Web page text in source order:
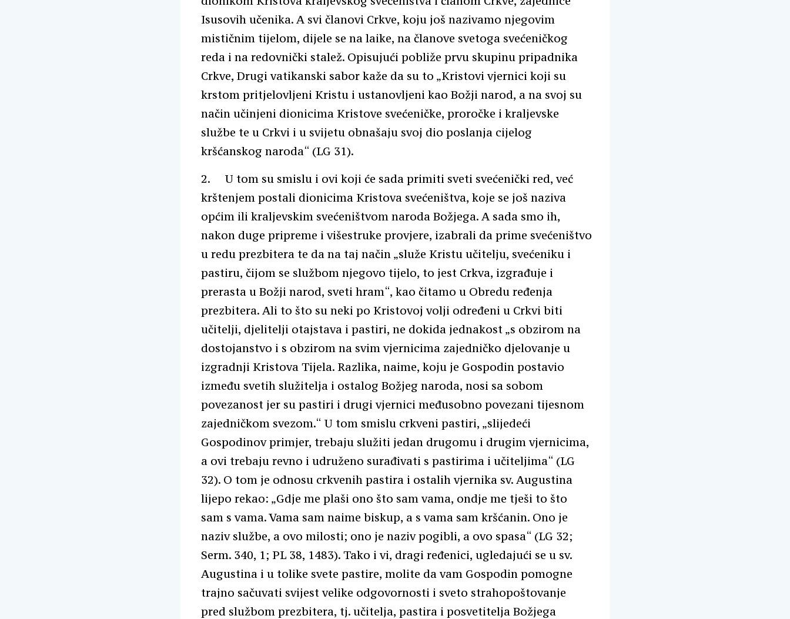
Isusovih učenika. A svi članovi Crkve, koju još nazivamo njegovim
mističnim tijelom, dijele se na laike, na članove svetoga svećeničkog
reda i na redovnički stalež. Opisujući pobliže prvu skupinu pripadnika
Crkve, Drugi vatikanski sabor kaže da su to „Kristovi vjernici koji su
krstom pritjelovljeni Kristu i ustanovljeni kao Božji narod, a na svoj su
način učinjeni dionicima Kristove svećeničke, proročke i kraljevske
službe te u Crkvi i u svijetu obnašaju svoj dio poslanja cijelog
kršćanskog naroda“ (LG 31).
2. U tom su smislu i ovi koji će sada primiti sveti svećenički red, već
krštenjem postali dionicima Kristova svećeništva, koje se još naziva
općim ili kraljevskim svećeništvom naroda Božjega. A sada smo ih,
nakon duge pripreme i višestruke provjere, izabrali da prime svećeništvo
u redu prezbitera te da na taj način „služe Kristu učitelju, svećeniku i
pastiru, čijom se službom njegovo tijelo, to jest Crkva, izgrađuje i
prerasta u Božji narod, sveti hram“, kao čitamo u Obredu ređenja
prezbitera. Ali to što su neki po Kristovoj volji određeni u Crkvi biti
učitelji, djelitelji otajstava i pastiri, ne dokida jednakost „s obzirom na
dostojanstvo i s obzirom na svim vjernicima zajedničko djelovanje u
izgradnji Kristova Tijela. Razlika, naime, koju je Gospodin postavio
između svetih služitelja i ostalog Božjeg naroda, nosi sa sobom
povezanost jer su pastiri i drugi vjernici međusobno povezani tijesnom
zajedničkom svezom.“ U tom smislu crkveni pastiri, „slijedeći
Gospodinov primjer, trebaju služiti jedan drugomu i drugim vjernicima,
a ovi trebaju revno i udruženo surađivati s pastirima i učiteljima“ (LG
32). O tom je odnosu crkvenih pastira i ostalih vjernika sv. Augustina
lijepo rekao: „Gdje me plaši ono što sam vama, ondje me tješi to što
sam s vama. Vama sam naime biskup, a s vama sam kršćanin. Ono je
naziv službe, a ovo milosti; ono je naziv pogibli, a ovo spasa“ (LG 32;
Serm. 340, 1; PL 38, 1483). Tako i vi, dragi ređenici, ugledajući se u sv.
Augustina i u tolike svete pastire, molite da vam Gospodin pomogne
trajno sačuvati svijest velike odgovornosti i sveto strahopoštovanje
pred službom prezbitera, tj. učitelja, pastira i posvetitelja Božjega